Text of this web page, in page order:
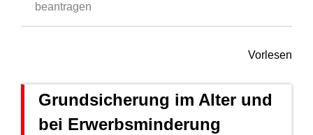
beantragen
Vorlesen
Grundsicherung im Alter und
bei Erwerbsminderung